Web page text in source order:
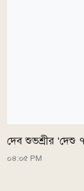
দেব শুভশ্রীর
০৪:০৫ PM